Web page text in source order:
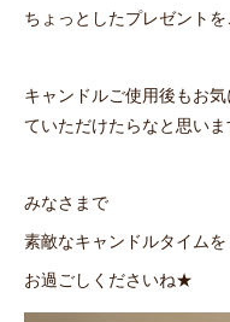
ちょっとしたプレゼント
キャンドルご使用後もお
ていただけたらなと思い
みなさまで
素敵なキャンドルタイムを
お過ごしくださいね★